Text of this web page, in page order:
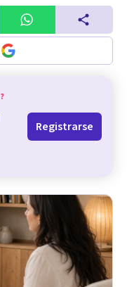
?
Registrarse